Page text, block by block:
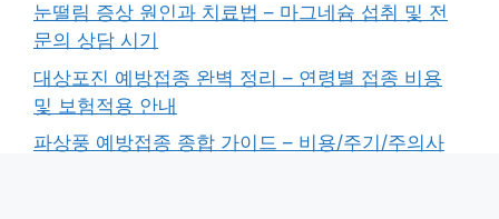
눈떨림 증상 원인과 치료법 – 마그네슘 섭취 및 전
문의 상담 시기
대상포진 예방접종 완벽 정리 – 연령별 접종 비용
및 보험적용 안내
파상풍 예방접종 종합 가이드 – 비용/주기/주의사